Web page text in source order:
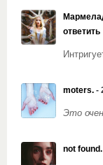
ответить
moters. -
Это
not found.